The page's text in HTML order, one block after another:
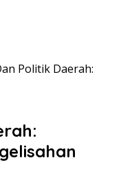
Politik Daerah: